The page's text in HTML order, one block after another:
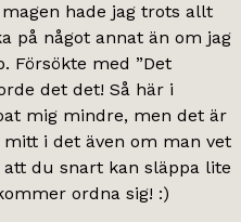
hade jag trots allt
på något annat än om jag
Försökte med ”Det
det det! Så här i
mig mindre, men det är
i det även om man vet
du snart kan släppa lite
ordna sig! :)